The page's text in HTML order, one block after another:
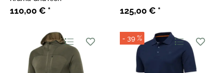
110,00 € * 125,00 € *
- 39 %